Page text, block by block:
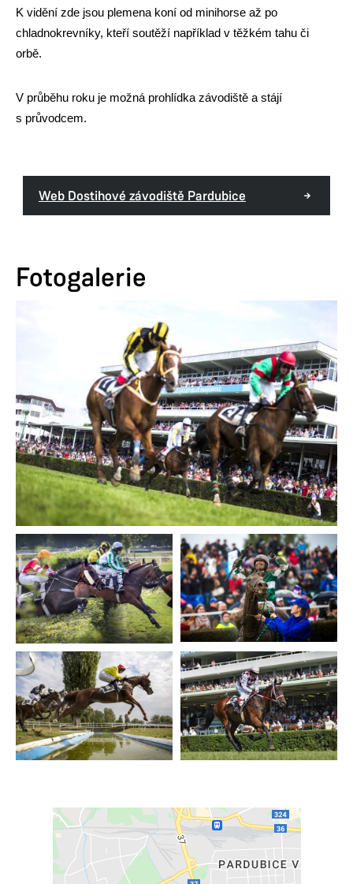
K vidění zde jsou plemena koní od minihorse až po
chladnokrevníky, kteří soutěží například v těžkém tahu či
orbě.
V průběhu roku je možná prohlídka závodiště a stájí
s průvodcem.
Web Dostihové závodiště Pardubice
Fotogalerie